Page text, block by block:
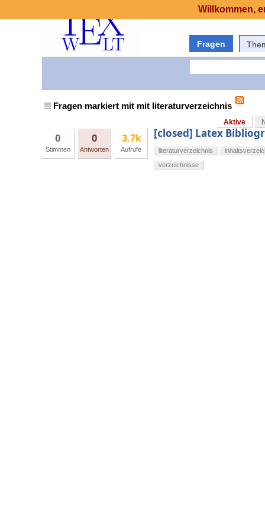
Fragen
Fragen markiert mit mit literaturverzeichnis
Aktive
0
Stimmen
0
Antworten
3.7k
Aufrufe
[closed] Latex
literaturverzeichnis
verzeichnisse
Willkommen,